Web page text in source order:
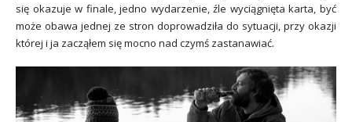
się okazuje w finale, jedno wydarzenie, źle wyciągnięta karta, być
może obawa jednej ze stron doprowadziła do sytuacji, przy okazji
której i ja zacząłem się mocno nad czymś zastanawiać.